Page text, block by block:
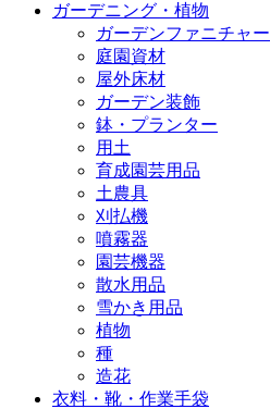
ガーデニング・植物
ガーデンファニチャー
庭園資材
屋外床材
ガーデン装飾
鉢・プランター
用土
育成園芸用品
土農具
刈払機
噴霧器
園芸機器
散水用品
雪かき用品
植物
種
造花
衣料・靴・作業手袋